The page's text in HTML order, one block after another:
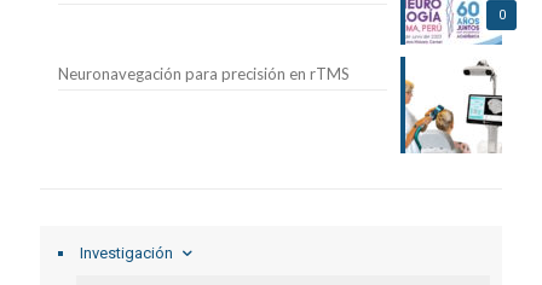
0
Neuronavegación para precisión en rTMS
Investigación